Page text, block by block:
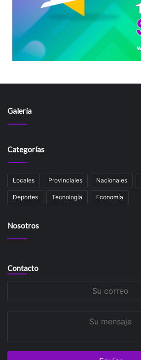
Galería
Categorías
Locales Provinciales Nacionales
Deportes Tecnología Economía
Nosotros
Contacto